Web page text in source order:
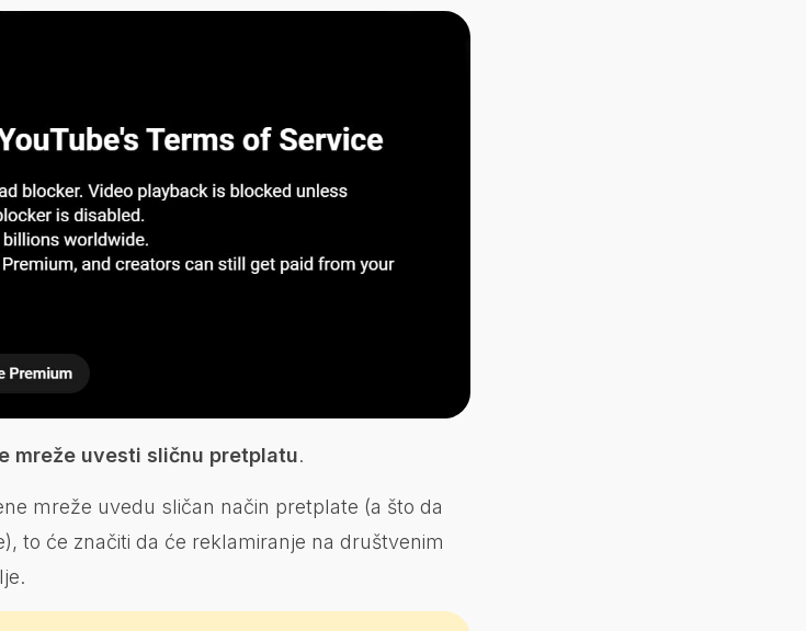
mreže uvesti sličnu pretplatu.
mreže uvedu sličan način pretplate (a što da
to će značiti da će reklamiranje na društvenim